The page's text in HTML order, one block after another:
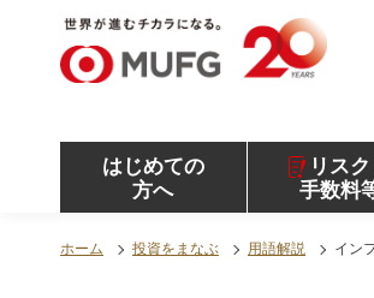
MUFG 世界が進むチカラになる。
ガン・スタンレー証券
はじめての
方へ
リスク
手数料
ホーム 投資をまなぶ 用語解説 イン